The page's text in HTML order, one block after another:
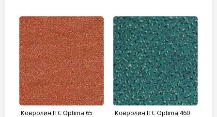
Ковролин ITC Optima 65 Ковролин ITC Optima 460